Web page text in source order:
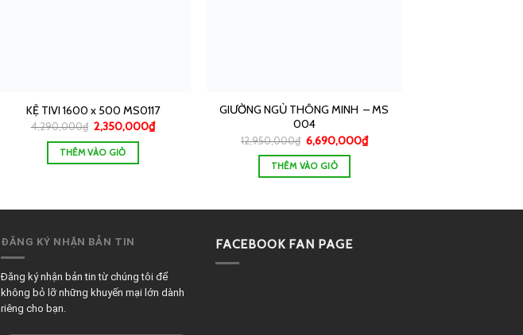
KỆ TIVI 1600 x 500 MS0117
4,290,000₫ 2,350,000₫
THÊM VÀO GIỎ
GIƯỜNG NGỦ THÔNG MINH – MS
004
12,950,000₫ 6,690,000₫
THÊM VÀO GIỎ
ĐĂNG KÝ NHẬN BẢN TIN
Đăng ký nhận bản tin từ chúng tôi để
không bỏ lỡ những khuyến mại lớn dành
riêng cho bạn.
FACEBOOK FAN PAGE